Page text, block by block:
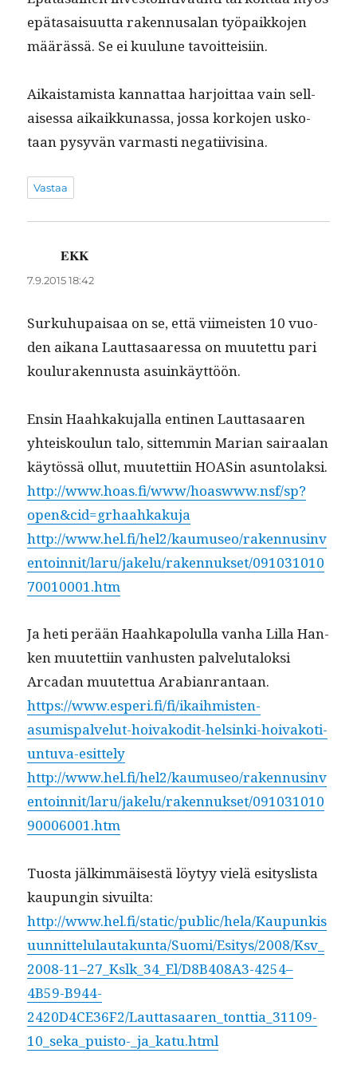
epä­ta­saisu­ut­ta raken­nusalan työ­paikko­jen
määrässä. Se ei kuu­lune tavoitteisiin.
Aikaistamista kan­nat­taa har­joit­taa vain sel­l­
aises­sa aikaikku­nas­sa, jos­sa korko­jen usko­
taan pysyvän var­masti negatiivisina.
Vastaa
EKK
7.9.2015 18:42
Surkuhu­paisaa on se, että viimeis­ten 10 vuo­
den aikana Laut­tasaa­res­sa on muutet­tu pari
koulu­raken­nus­ta asuinkäyttöön.
Ensin Haahkaku­jal­la enti­nen Laut­tasaaren
yhteisk­oulun talo, sit­tem­min Mar­i­an sairaalan
käytössä ollut, muutet­ti­in HOASin asuntolaksi.
http://www.hoas.fi/www/hoaswww.nsf/sp?
open&cid=grhaahkakuja
http://www.hel.fi/hel2/kaumuseo/rakennusinv
entoinnit/laru/jakelu/rakennukset/091031010
70010001.htm
Ja heti perään Haahkapolul­la van­ha Lil­la Han­
ken muutet­ti­in van­hus­ten palve­lu­talok­si
Arcadan muutet­tua Arabianrantaan.
https://www.esperi.fi/fi/ikaihmisten-
asumispalvelut-hoivakodit-helsinki-hoivakoti-
untuva-esittely
http://www.hel.fi/hel2/kaumuseo/rakennusinv
entoinnit/laru/jakelu/rakennukset/091031010
90006001.htm
Tuos­ta jälkim­mäis­es­tä löy­tyy vielä esi­tys­lista
kaupun­gin sivuilta:
http://www.hel.fi/static/public/hela/Kaupunkis
uunnittelulautakunta/Suomi/Esitys/2008/Ksv_
2008-11–27_Kslk_34_El/D8B408A3-4254–
4B59-B944-
2420D4CE36F2/Lauttasaaren_tonttia_31109-
10_seka_puisto-_ja_katu.html